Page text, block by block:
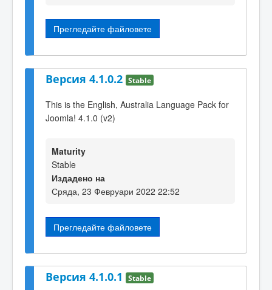
Прегледайте файловете
Версия 4.1.0.2 Stable
This is the English, Australia Language Pack for
Joomla! 4.1.0 (v2)
Maturity
Stable
Издадено на
Сряда, 23 Февруари 2022 22:52
Прегледайте файловете
Версия 4.1.0.1 Stable